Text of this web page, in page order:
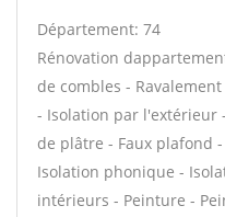
Département: 74
Rénovation
de combles -
- Isolation par l'extérieur
de plâtre - Faux plafond
Isolation phonique -
intérieurs - Peinture -